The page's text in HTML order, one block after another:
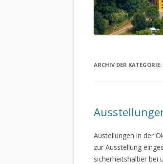
ARCHIV DER KATEGORIE:
Austellungen in der
zur Ausstellung
sicherheitshalber bei